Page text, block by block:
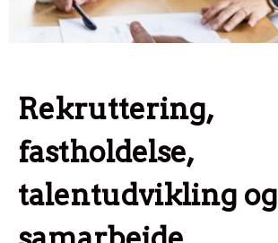
Rekruttering,
fastholdelse,
talentudvikling og